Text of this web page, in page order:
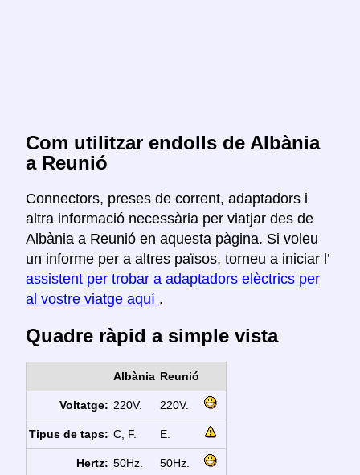
Com utilitzar endolls de Albània
a Reunió
Connectors, preses de corrent, adaptadors i
altra informació necessària per viatjar des de
Albània a Reunió en aquesta pàgina. Si voleu
un informe per a altres països, torneu a iniciar l’
assistent per trobar a adaptadors elèctrics per
al vostre viatge aquí .
Quadre ràpid a simple vista
Albània Reunió
Voltatge: 220V. 220V.
Tipus de taps: C, F. E.
Hertz: 50Hz. 50Hz.